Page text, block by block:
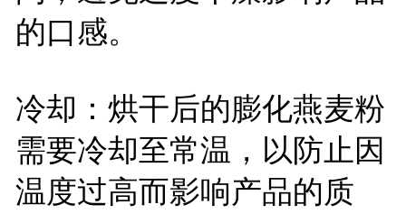
的口感。
冷却：烘干后的膨化燕麦粉
需要冷却至常温，以防止因
温度过高而影响产品的质